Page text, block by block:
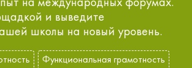
и выведите
школы на новый уровень.
Функциональная грамотность